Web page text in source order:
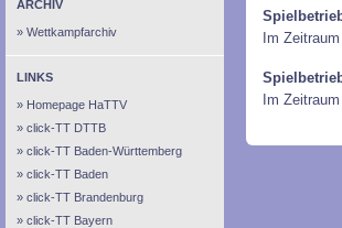
ARCHIV
Wettkampfarchiv
LINKS
Homepage HaTTV
click-TT DTTB
click-TT Baden-Württemberg
click-TT Baden
click-TT Brandenburg
click-TT Bayern
Im
Im